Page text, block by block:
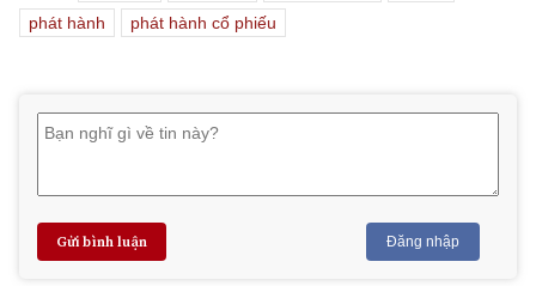
phát hành
phát hành cổ phiếu
Gửi bình luận Đăng nhập